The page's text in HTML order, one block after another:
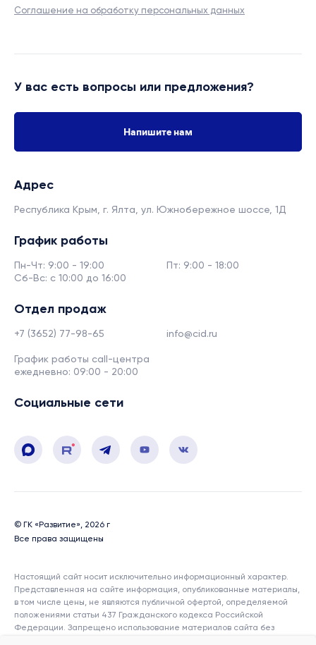
Соглашение на обработку персональных данных
У вас есть вопросы или предложения?
Напишите нам
Адрес
Республика Крым, г. Ялта, ул. Южнобережное шоссе, 1Д
График работы
Пн-Чт: 9:00 - 19:00
Пт: 9:00 - 18:00
Сб-Вс: с 10:00 до 16:00
Отдел продаж
+7 (3652) 77-98-65 info@cid.ru
График работы call-центра
ежедневно: 09:00 - 20:00
Социальные сети
© ГК «Развитие», 2026 г
Все права защищены
Настоящий сайт носит исключительно информационный характер.
Представленная на сайте информация, опубликованные материалы,
в том числе цены, не являются публичной офертой, определяемой
положениями статьи 437 Гражданского кодекса Российской
Федерации. Запрещено использование материалов сайта без